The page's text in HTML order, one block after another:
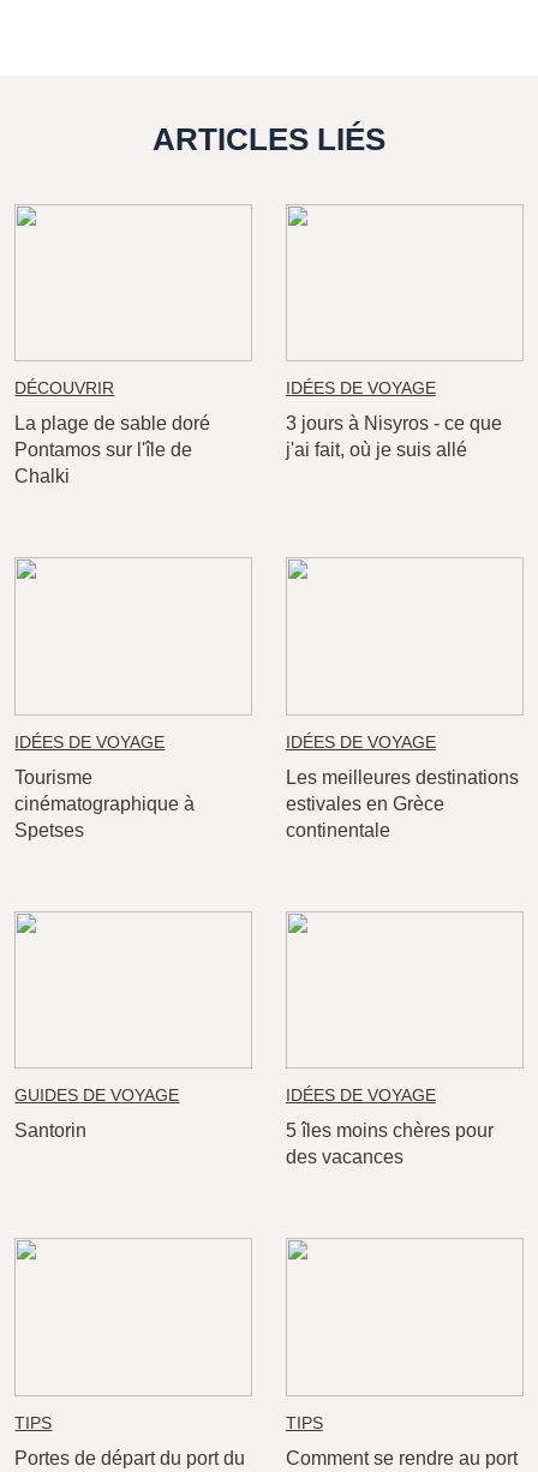
ARTICLES LIÉS
DÉCOUVRIR
La plage de sable doré
Pontamos sur l'île de
Chalki
IDÉES DE VOYAGE
3 jours à Nisyros - ce que
j'ai fait, où je suis allé
IDÉES DE VOYAGE
Tourisme
cinématographique à
Spetses
IDÉES DE VOYAGE
Les meilleures destinations
estivales en Grèce
continentale
GUIDES DE VOYAGE
Santorin
IDÉES DE VOYAGE
5 îles moins chères pour
des vacances
TIPS
Portes de départ du port du
TIPS
Comment se rendre au port